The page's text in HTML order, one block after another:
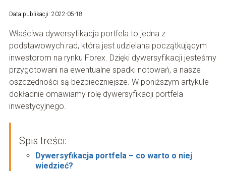
Data publikacji: 2022-05-18
Właściwa dywersyfikacja portfela to jedna z
podstawowych rad, która jest udzielana początkującym
inwestorom na rynku Forex. Dzięki dywersyfikacji jesteśmy
przygotowani na ewentualne spadki notowań, a nasze
oszczędności są bezpieczniejsze. W poniższym artykule
dokładnie omawiamy rolę dywersyfikacji portfela
inwestycyjnego.
Spis treści:
Dywersyfikacja portfela – co warto o niej
wiedzieć?